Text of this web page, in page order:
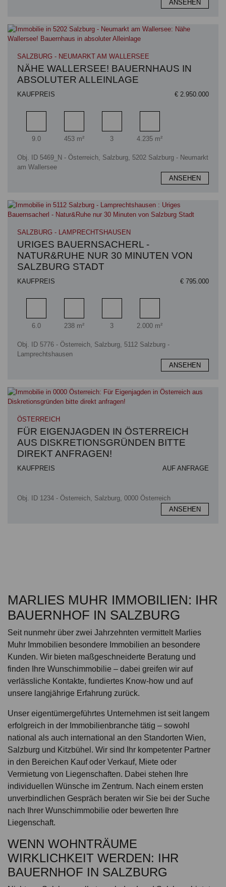
ANSEHEN
SALZBURG - NEUMARKT AM WALLERSEE
NÄHE WALLERSEE! BAUERNHAUS IN
ABSOLUTER ALLEINLAGE
KAUFPREIS € 2.950.000
Zimmer
9.0
Wohnfläche
453 m²
Badezimmer
3
Grundstücksfläche
4.235 m²
Obj. ID 5469_N - Österreich, Salzburg, 5202 Salzburg - Neumarkt
am Wallersee
ANSEHEN
SALZBURG - LAMPRECHTSHAUSEN
URIGES BAUERNSACHERL -
NATUR&RUHE NUR 30 MINUTEN VON
SALZBURG STADT
KAUFPREIS € 795.000
Zimmer
6.0
Wohnfläche
238 m²
Badezimmer
3
Grundstücksfläche
2.000 m²
Obj. ID 5776 - Österreich, Salzburg, 5112 Salzburg -
Lamprechtshausen
ANSEHEN
ÖSTERREICH
FÜR EIGENJAGDEN IN ÖSTERREICH
AUS DISKRETIONSGRÜNDEN BITTE
DIREKT ANFRAGEN!
KAUFPREIS AUF ANFRAGE
Obj. ID 1234 - Österreich, Salzburg, 0000 Österreich
ANSEHEN
MARLIES MUHR IMMOBILIEN: IHR
BAUERNHOF IN SALZBURG
Seit nunmehr über zwei Jahrzehnten vermittelt Marlies
Muhr Immobilien besondere Immobilien an besondere
Kunden. Wir bieten maßgeschneiderte Beratung und
finden Ihre Wunschimmobilie – dabei greifen wir auf
verlässliche Kontakte, fundiertes Know-how und auf
unsere langjährige Erfahrung zurück.
Unser eigentümergeführtes Unternehmen ist seit langem
erfolgreich in der Immobilienbranche tätig – sowohl
national als auch international an den Standorten Wien,
Salzburg und Kitzbühel. Wir sind Ihr kompetenter Partner
in den Bereichen Kauf oder Verkauf, Miete oder
Vermietung von Liegenschaften. Dabei stehen Ihre
individuellen Wünsche im Zentrum. Nach einem ersten
unverbindlichen Gespräch beraten wir Sie bei der Suche
nach Ihrer Wunschimmobilie oder bewerten Ihre
Liegenschaft.
WENN WOHNTRÄUME
WIRKLICHKEIT WERDEN: IHR
BAUERNHOF IN SALZBURG